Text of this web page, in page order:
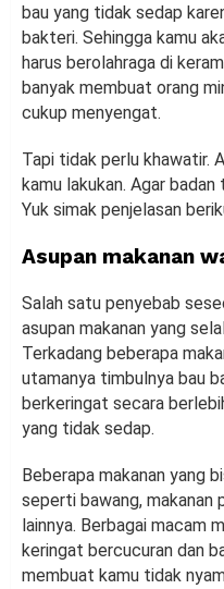
bau yang tidak sedap
bakteri. Sehingga kamu
harus berolahraga di
banyak membuat orang
cukup menyengat.
Tapi tidak perlu khawatir.
kamu lakukan. Agar
Yuk simak penjelasan
Asupan makanan
Salah satu penyebab
asupan makanan yang
Terkadang beberapa
utamanya timbulnya bau
berkeringat secara
yang tidak sedap.
Beberapa makanan yang
seperti bawang, makanan
lainnya. Berbagai macam
keringat bercucuran dan
membuat kamu tidak